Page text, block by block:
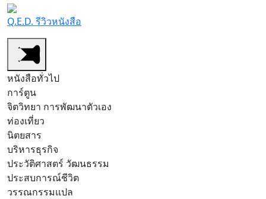
Q.E.D. รีวิวหนังสือ
หนังสือทั่วไป
การ์ตูน
จิตวิทยา การพัฒนาตัวเอง
ท่องเที่ยว
นิตยสาร
บริหารธุรกิจ
ประวัติศาสตร์ วัฒนธรรม
ประสบการณ์ชีวิต
วรรณกรรมแปล